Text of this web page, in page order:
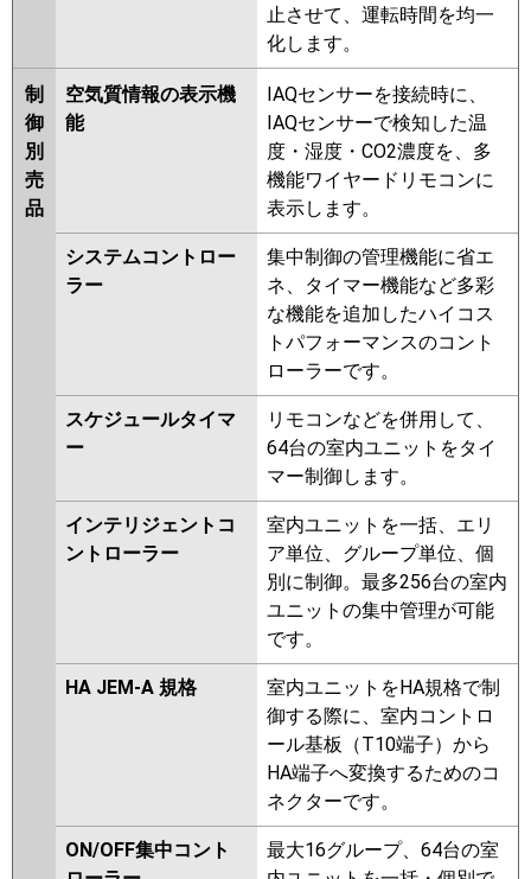
止させて、運転時間を均一
化します。
制
御
別
売
品
空気質情報の表示機
能
IAQセンサーを接続時に、
IAQセンサーで検知した温
度・湿度・CO2濃度を、多
機能ワイヤードリモコンに
表示します。
システムコントロー
ラー
集中制御の管理機能に省エ
ネ、タイマー機能など多彩
な機能を追加したハイコス
トパフォーマンスのコント
ローラーです。
スケジュールタイマ
ー
リモコンなどを併用して、
64台の室内ユニットをタイ
マー制御します。
インテリジェントコ
ントローラー
室内ユニットを一括、エリ
ア単位、グループ単位、個
別に制御。最多256台の室内
ユニットの集中管理が可能
です。
HA JEM-A 規格
室内ユニットをHA規格で制
御する際に、室内コントロ
ール基板（T10端子）から
HA端子へ変換するためのコ
ネクターです。
ON/OFF集中コント
最大16グループ、64台の室